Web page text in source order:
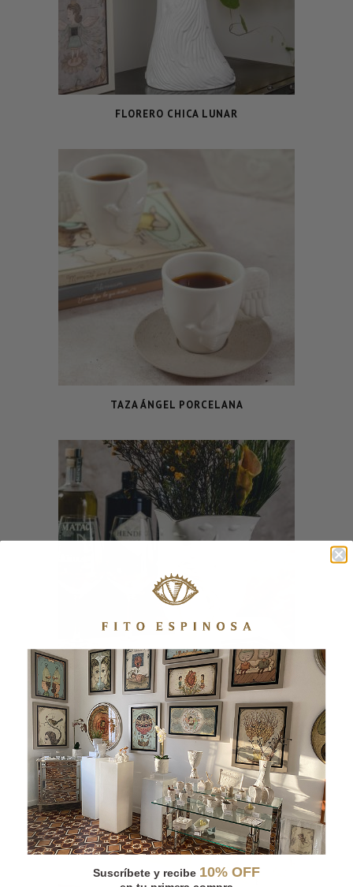
FLORERO CHICA LUNAR
TAZA ÁNGEL PORCELANA
FLORERO JARRA
Suscríbete y recibe 10% OFF